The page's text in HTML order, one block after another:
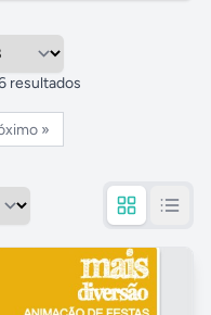
resultados
»